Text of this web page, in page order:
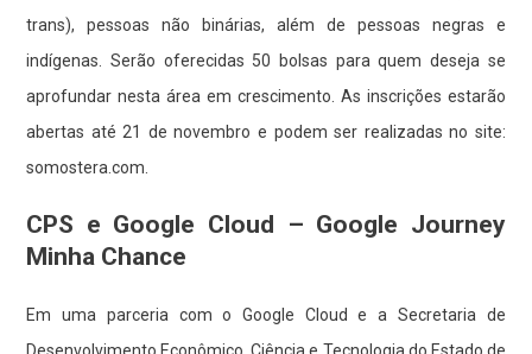
trans), pessoas não binárias, além de pessoas negras e
indígenas. Serão oferecidas 50 bolsas para quem deseja se
aprofundar nesta área em crescimento. As inscrições estarão
abertas até 21 de novembro e podem ser realizadas no site:
somostera.com
CPS e Google Cloud – Google Journey
Minha Chance
Em uma parceria com o Google Cloud e a Secretaria de